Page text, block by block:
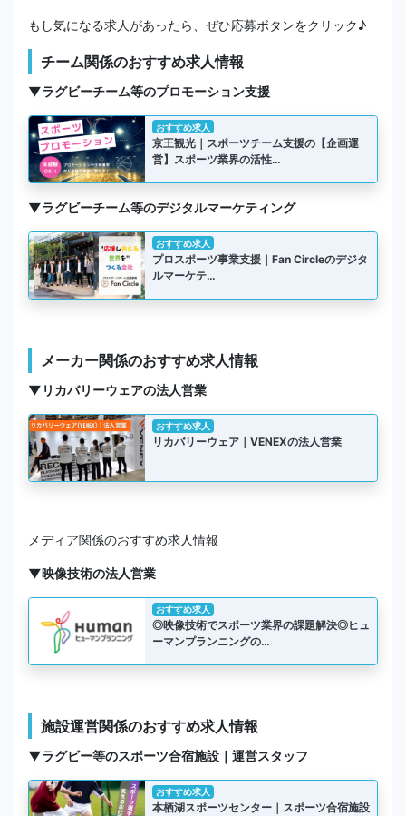
もし気になる求人があったら、ぜひ応募ボタンをクリック♪
チーム関係のおすすめ求人情報
▼ラグビーチーム等のプロモーション支援
おすすめ求人
京王観光｜スポーツチーム支援の【企画運
営】スポーツ業界の活性…
▼ラグビーチーム等のデジタルマーケティング
おすすめ求人
プロスポーツ事業支援｜Fan Circleのデジタ
ルマーケテ…
メーカー関係のおすすめ求人情報
▼リカバリーウェアの法人営業
おすすめ求人
リカバリーウェア｜VENEXの法人営業
メディア関係のおすすめ求人情報
▼映像技術の法人営業
おすすめ求人
◎映像技術でスポーツ業界の課題解決◎ヒュ
ーマンプランニングの…
施設運営関係のおすすめ求人情報
▼ラグビー等のスポーツ合宿施設｜運営スタッフ
おすすめ求人
本栖湖スポーツセンター｜スポーツ合宿施設